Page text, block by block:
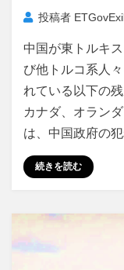
投稿者
中国が東トルキ
び他トルコ系人
れている以下の
カナダ、オラン
は、中国政府の
続きを読む